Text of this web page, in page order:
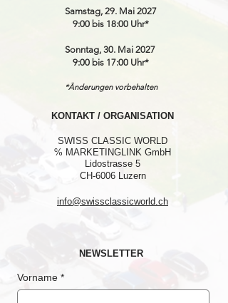
Samstag, 29. Mai 2027
9:00 bis 18:00 Uhr*
Sonntag, 30. Mai 2027
9:00 bis 17:00 Uhr*
*Änderungen vorbehalten
KONTAKT / ORGANISATION
SWISS CLASSIC WORLD
℅ MARKETINGLINK GmbH
Lidostrasse 5
CH-6006 Luzern
info@swissclassicworld.ch
NEWSLETTER
Vorname *